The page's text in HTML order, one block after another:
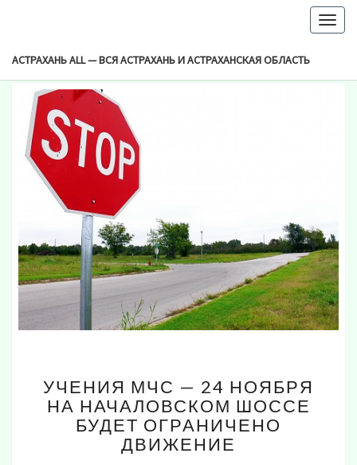
АСТРАХАНЬ ALL — ВСЯ АСТРАХАНЬ И АСТРАХАНСКАЯ ОБЛАСТЬ
Метка:Началовское Шоссе
МЧС
—
24
НОЯБРЯ
УЧЕНИЯ МЧС — 24 НОЯБРЯ
НА НАЧАЛОВСКОМ ШОССЕ
БУДЕТ ОГРАНИЧЕНО
ДВИЖЕНИЕ